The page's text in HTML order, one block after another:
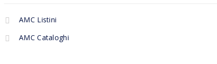
AMC Listini
AMC Cataloghi